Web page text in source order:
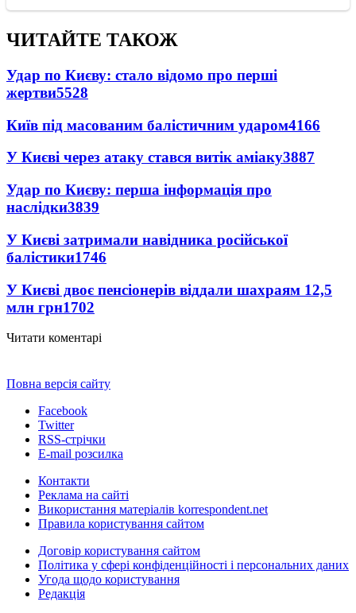
ЧИТАЙТЕ ТАКОЖ
Удар по Києву: стало відомо про перші
жертви5528
Київ під масованим балістичним ударом4166
У Києві через атаку стався витік аміаку3887
Удар по Києву: перша інформація про
наслідки3839
У Києві затримали навідника російської
балістики1746
У Києві двоє пенсіонерів віддали шахраям 12,5
млн грн1702
Читати коментарі
Повна версія сайту
Facebook
Twitter
RSS-стрічки
E-mail розсилка
Контакти
Реклама на сайті
Використання матеріалів korrespondent.net
Правила користування сайтом
Договір користування сайтом
Політика у сфері конфіденційності і персональних даних
Угода щодо користування
Редакція